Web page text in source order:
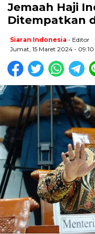
Jemaah Haji
Ditempatkan
Siaran Indonesia - Editor
Jumat, 15 Maret 2024 - 09:10